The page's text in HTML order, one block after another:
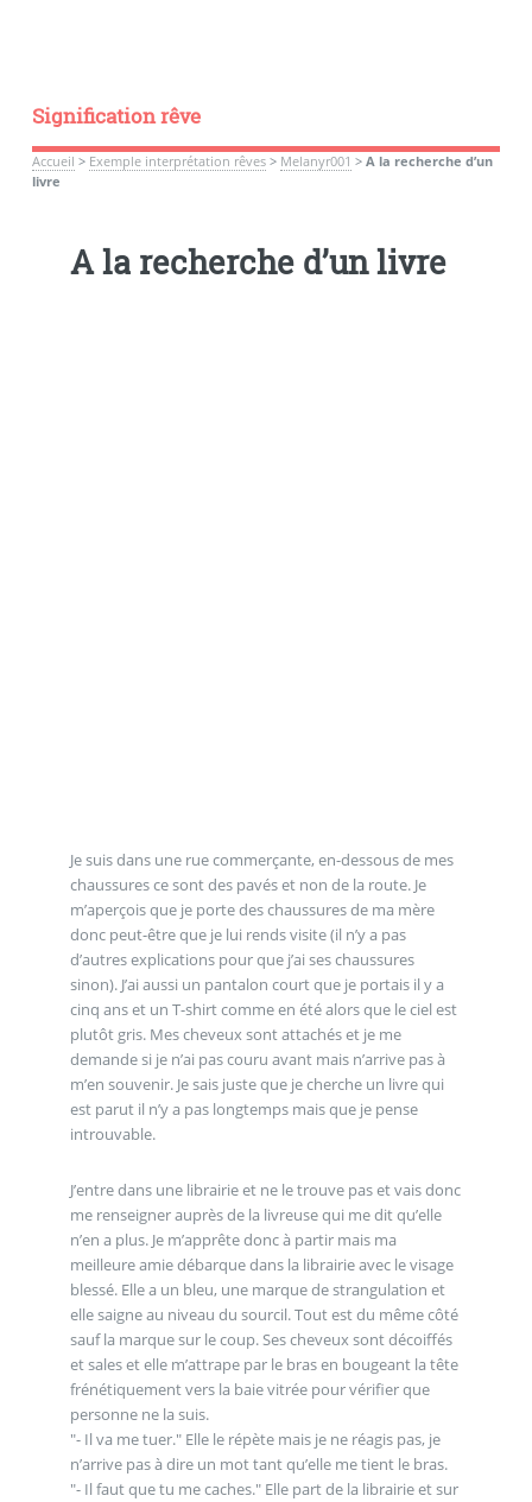
Signification rêve
Accueil > Exemple interprétation rêves> Melanyr001 > A la recherche d’un
livre
A la recherche d’un livre
Je suis dans une rue commerçante, en-dessous de mes
chaussures ce sont des pavés et non de la route. Je
m’aperçois que je porte des chaussures de ma mère
donc peut-être que je lui rends visite (il n’y a pas
d’autres explications pour que j’ai ses chaussures
sinon). J’ai aussi un pantalon court que je portais il y a
cinq ans et un T-shirt comme en été alors que le ciel est
plutôt gris. Mes cheveux sont attachés et je me
demande si je n’ai pas couru avant mais n’arrive pas à
m’en souvenir. Je sais juste que je cherche un livre qui
est parut il n’y a pas longtemps mais que je pense
introuvable.
J’entre dans une librairie et ne le trouve pas et vais donc
me renseigner auprès de la livreuse qui me dit qu’elle
n’en a plus. Je m’apprête donc à partir mais ma
meilleure amie débarque dans la librairie avec le visage
blessé. Elle a un bleu, une marque de strangulation et
elle saigne au niveau du sourcil. Tout est du même côté
sauf la marque sur le coup. Ses cheveux sont décoiffés
et sales et elle m’attrape par le bras en bougeant la tête
frénétiquement vers la baie vitrée pour vérifier que
personne ne la suis.
"- Il va me tuer." Elle le répète mais je ne réagis pas, je
n’arrive pas à dire un mot tant qu’elle me tient le bras.
"- Il faut que tu me caches." Elle part de la librairie et sur